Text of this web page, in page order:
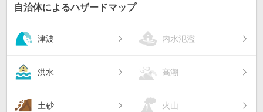
自治体によるハザードマップ
津波 内水氾濫
洪水 高潮
土砂 火山